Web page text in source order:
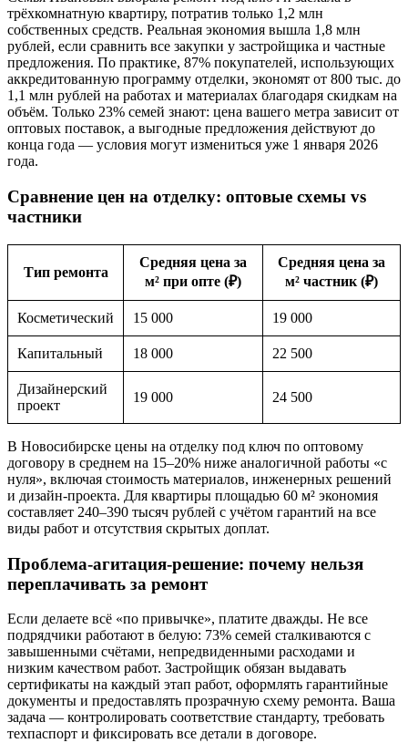
трёхкомнатную квартиру, потратив только 1,2 млн
собственных средств. Реальная экономия вышла 1,8 млн
рублей, если сравнить все закупки у застройщика и частные
предложения. По практике, 87% покупателей, использующих
аккредитованную программу отделки, экономят от 800 тыс. до
1,1 млн рублей на работах и материалах благодаря скидкам на
объём. Только 23% семей знают: цена вашего метра зависит от
оптовых поставок, а выгодные предложения действуют до
конца года — условия могут измениться уже 1 января 2026
года.
Сравнение цен на отделку: оптовые схемы vs
частники
Тип ремонта
Средняя цена за
м² при опте (₽)
Средняя цена за
м² частник (₽)
Косметический 15 000 19 000
Капитальный 18 000 22 500
Дизайнерский
проект
19 000 24 500
В Новосибирске цены на отделку под ключ по оптовому
договору в среднем на 15–20% ниже аналогичной работы «с
нуля», включая стоимость материалов, инженерных решений
и дизайн-проекта. Для квартиры площадью 60 м² экономия
составляет 240–390 тысяч рублей с учётом гарантий на все
виды работ и отсутствия скрытых доплат.
Проблема-агитация-решение: почему нельзя
переплачивать за ремонт
Если делаете всё «по привычке», платите дважды. Не все
подрядчики работают в белую: 73% семей сталкиваются с
завышенными счётами, непредвиденными расходами и
низким качеством работ. Застройщик обязан выдавать
сертификаты на каждый этап работ, оформлять гарантийные
документы и предоставлять прозрачную схему ремонта. Ваша
задача — контролировать соответствие стандарту, требовать
техпаспорт и фиксировать все детали в договоре.